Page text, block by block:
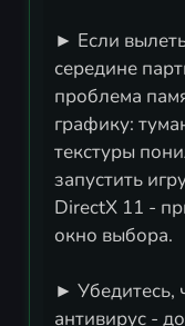
► Если
середине
проблема
графику:
текстуры
запустить
DirectX 11 -
окно выбора.
► Убедитесь,
антивирус -